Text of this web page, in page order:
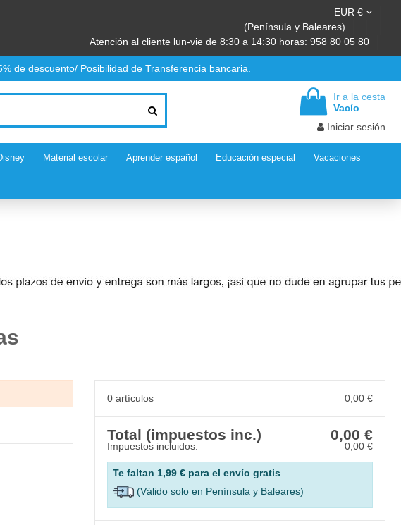
EUR €
(Península y Baleares)
Atención al cliente lun-vie de 8:30 a 14:30 horas: 958 80 05 80
de descuento/ Posibilidad de Transferencia bancaria.
Ir a la cesta
Vacío
Iniciar sesión
Material escolar Aprender español Educación especial Vacaciones
0 artículos 0,00 €
Total (impuestos inc.) 0,00 €
Impuestos incluidos: 0,00 €
Te faltan 1,99 € para el envío gratis
(Válido solo en Península y Baleares)